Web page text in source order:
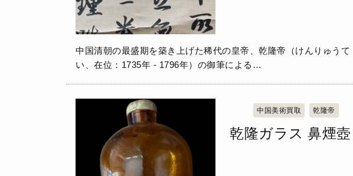
中国清朝の最盛期を築き上げた稀代の皇帝、乾隆帝（けんりゅうて
い、在位：1735年 - 1796年）の御筆による…
中国美術買取 乾隆帝
乾隆ガラス 鼻煙壺